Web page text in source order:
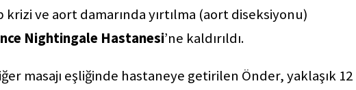
krizi ve aort damarında yırtılma (aort diseksiyonu)
Nightingale Hastanesi’ne kaldırıldı.
masajı eşliğinde hastaneye getirilen Önder, yaklaşık 12